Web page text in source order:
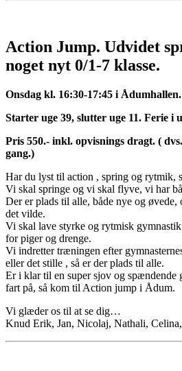
Action Jump. Udvidet
noget nyt 0/1-7 klasse.
Onsdag kl. 16:30-17:45 i Ådumhallen.
Starter uge 39, slutter uge 11. Ferie i
Pris 550.- inkl. opvisnings dragt. (
gang.)
Har du lyst til action , spring og rytmik,
Vi skal springe og vi skal flyve, vi har
Der er plads til alle, både nye og
det vilde.
Vi skal lave styrke og rytmisk
for piger og drenge.
Vi indretter træningen efter
eller det stille , så er der plads til alle.
Er i klar til en super sjov og spændende
fart på, så kom til Action jump i Ådum.
Vi glæder os til at se dig…
Knud Erik, Jan, Nicolaj, Nathali,